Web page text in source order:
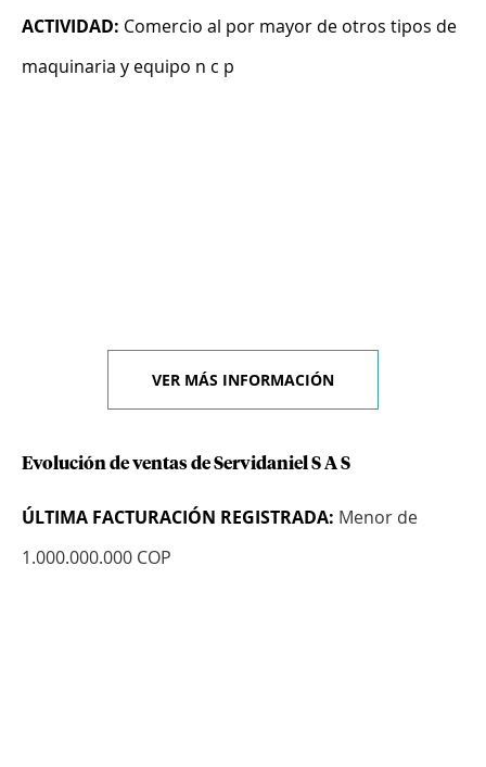
ACTIVIDAD: Comercio al por mayor de otros tipos de
maquinaria y equipo n c p
VER MÁS INFORMACIÓN
Evolución de ventas de Servidaniel S A S
ÚLTIMA FACTURACIÓN REGISTRADA: Menor de
1.000.000.000 COP